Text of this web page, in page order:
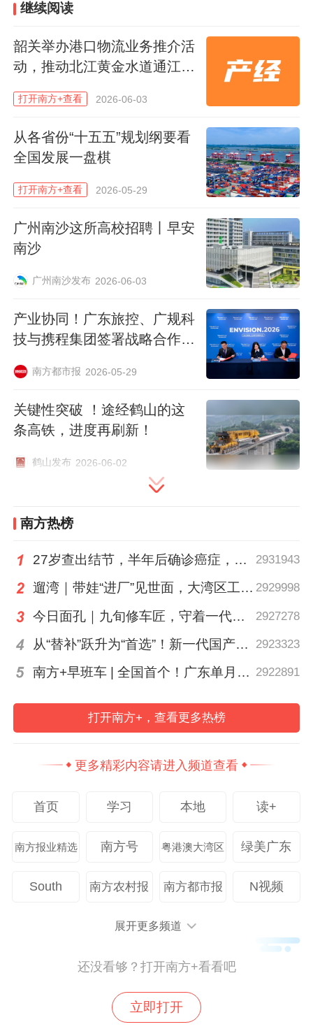
的更大贡献。
据介绍，近年来广东坚持适度超前、统筹推
进，一批具有战略意义的标志性工程建成投
运，综合立体交通网基本成形。深中通道、
黄茅海跨海通道飞架珠江口，大湾区“1小时
交通圈”越织越密；广汕汕高铁、广湛高铁、
梅龙高铁等相继开通，“轨道上的大湾区”加
速成形；广州港南沙港区四期、北江航道扩
能升级工程高效运营，世界级港口群骨架挺
立；广州白云站、白云机场三期扩建工程投
入使用，综合枢纽能级显著提升。
截至2025年底，广东全省高速公路通车里程
突破1.2万公里，连续12年位居全国第一；
道交通运营里程1652.6公里，保持全国第
一；内河航道里程1.22万公里，全国第二，
拥有6个亿吨大港，出省高速公路、高铁通
平稳居全国第一方阵。
示，大会旨在充分发挥协会桥梁纽带作用，
成果展示及合作拓展的交流平台，为广东交
置了大会活动、专题活动和综合展示区。会
上，中国工程院院士王复明作了《交通基础
中国工程院院士、暨南大学校长邢锋作了
《多源固废在道路工程资源化利用的创新与
实践》的主旨报告。
继续阅读
韶关举办港口物流业务推介活
动，推动北江黄金水道通江达
打开南方+查看 2026-06-03
从各省份“十五五”规划纲要看
全国发展一盘棋
打开南方+查看 2026-05-29
广州南沙这所高校招聘丨早安
南沙
广州南沙发布 2026-06-03
产业协同！广东旅控、广规科
技与携程集团签署战略合作协
南方都市报 2026-05-29
关键性突破 ！途经鹤山的这
条高铁，进度再刷新！
鹤山发布 2026-06-02
南方热榜
27岁查出结节，半年后确诊癌症，甲状腺癌真的“懒”吗？ 2931943
遛湾｜带娃“进厂”见世面，大湾区工业研学攻略请查收 2929998
今日面孔｜九旬修车匠，守着一代又一代车轮转 2927278
从“替补”跃升为“首选”！新一代国产核心工业软件加速冲高端 2923323
南方+早班车 | 全国首个！广东单月用电量突破千亿千瓦时 2922891
打开南方+，查看更多热榜
更多精彩内容请进入频道查看
首页 学习 本地 读+
南方报业精选 南方号 粤港澳大湾区 绿美广东
South 南方农村报 南方都市报 N视频
展开更多频道
还没看够？打开南方+看看吧
立即打开